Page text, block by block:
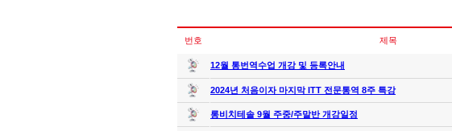
번호 제목
12월 통번역수업 개강 및 등록안내
2024년 처음이자 마지막 ITT 전문통역 8주 특강
롱비치테솔 9월 주중/주말반 개강일정